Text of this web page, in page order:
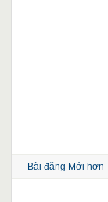
Bài đăng Mới hơn